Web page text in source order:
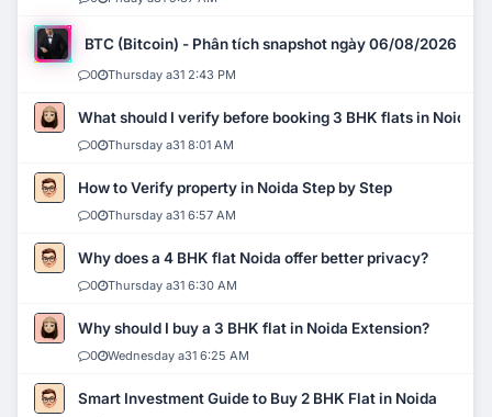
BTC (Bitcoin) - Phân tích snapshot ngày 06/08/2026
0 Thursday a31 2:43 PM
What should I verify before booking 3 BHK flats in Noida?
0 Thursday a31 8:01 AM
How to Verify property in Noida Step by Step
0 Thursday a31 6:57 AM
Why does a 4 BHK flat Noida offer better privacy?
0 Thursday a31 6:30 AM
Why should I buy a 3 BHK flat in Noida Extension?
0 Wednesday a31 6:25 AM
Smart Investment Guide to Buy 2 BHK Flat in Noida